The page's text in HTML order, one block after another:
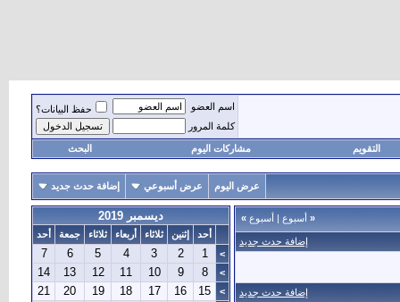
اسم العضو
حفظ البيانات؟
كلمة المرور
التقويم مشاركات اليوم البحث
عرض اليوم عرض أسبوعي إضافة حدث جديد
« أسبوع | أسبوع »
إضافة حدث جديد
إضافة حدث جديد
ديسمبر 2019
أحد إثنين ثلاثاء أربعاء ثلاثاء جمعة
أحد
>
1
2
3
4
5
6
7
>
8
9
10
11
12
13
14
>
15
16
17
18
19
20
21